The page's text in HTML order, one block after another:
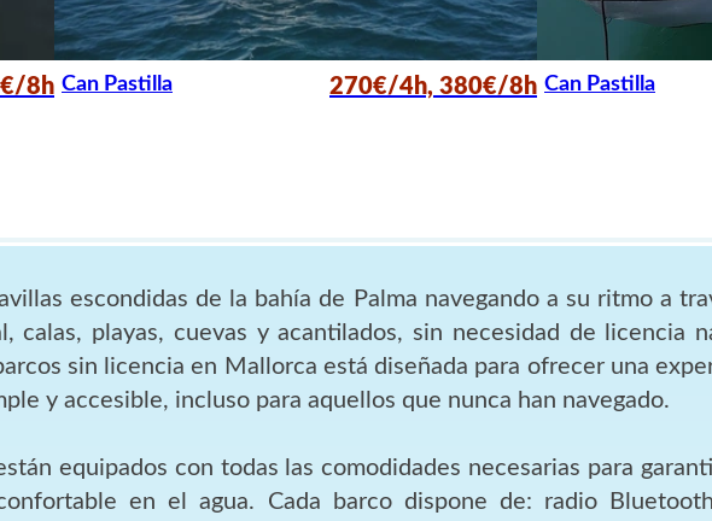
8h Can Pastilla 270€/4h, 380€/8h Can Pastilla
escondidas de la bahía de Palma navegando a su ritmo a
calas, playas, cuevas y acantilados, sin necesidad de licencia
sin licencia en Mallorca está diseñada para ofrecer una
y accesible, incluso para aquellos que nunca han navegado.
equipados con todas las comodidades necesarias para
en el agua. Cada barco dispone de: radio